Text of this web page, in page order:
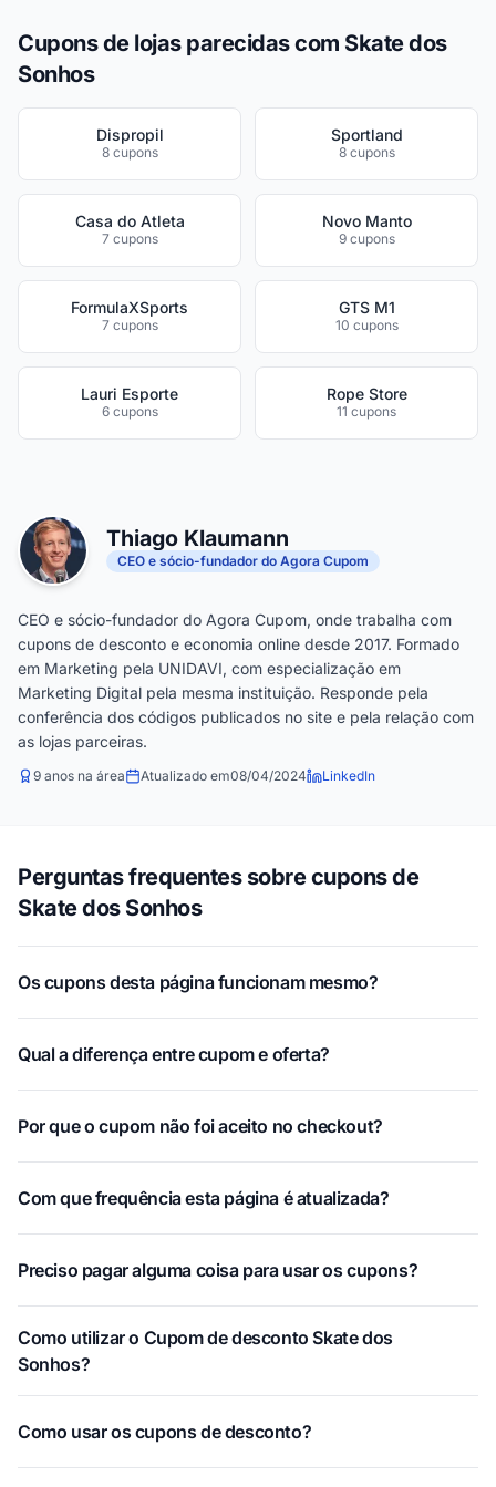
Cupons de lojas parecidas com Skate dos
Sonhos
Dispropil
8 cupons
Sportland
8 cupons
Casa do Atleta
7 cupons
Novo Manto
9 cupons
FormulaXSports
7 cupons
GTS M1
10 cupons
Lauri Esporte
6 cupons
Rope Store
11 cupons
Thiago Klaumann
CEO e sócio-fundador do Agora Cupom
CEO e sócio-fundador do Agora Cupom, onde trabalha com
cupons de desconto e economia online desde 2017. Formado
em Marketing pela UNIDAVI, com especialização em
Marketing Digital pela mesma instituição. Responde pela
conferência dos códigos publicados no site e pela relação com
as lojas parceiras.
9 anos na área Atualizado em08/04/2024 LinkedIn
Perguntas frequentes sobre cupons de
Skate dos Sonhos
Os cupons desta página funcionam mesmo?
Qual a diferença entre cupom e oferta?
Por que o cupom não foi aceito no checkout?
Com que frequência esta página é atualizada?
Preciso pagar alguma coisa para usar os cupons?
Como utilizar o Cupom de desconto Skate dos
Sonhos?
Como usar os cupons de desconto?